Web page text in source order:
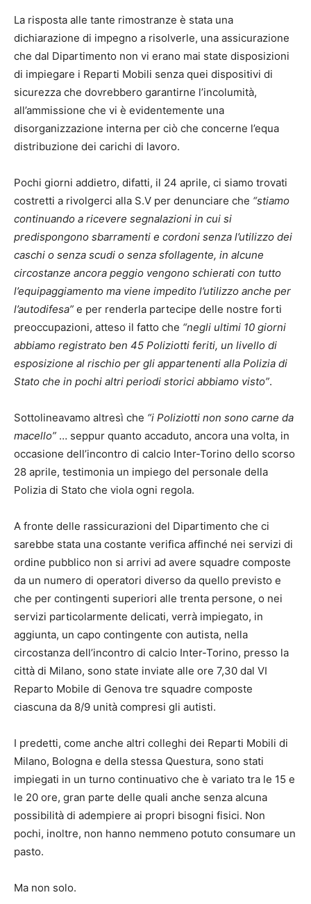
La risposta alle tante rimostranze è stata una
dichiarazione di impegno a risolverle, una assicurazione
che dal Dipartimento non vi erano mai state disposizioni
di impiegare i Reparti Mobili senza quei dispositivi di
sicurezza che dovrebbero garantirne l’incolumità,
all’ammissione che vi è evidentemente una
disorganizzazione interna per ciò che concerne l’equa
distribuzione dei carichi di lavoro.
Pochi giorni addietro, difatti, il 24 aprile, ci siamo trovati
costretti a rivolgerci alla S.V per denunciare che “stiamo
continuando a ricevere segnalazioni in cui si
predispongono sbarramenti e cordoni senza l’utilizzo dei
caschi o senza scudi o senza sfollagente, in alcune
circostanze ancora peggio vengono schierati con tutto
l’equipaggiamento ma viene impedito l’utilizzo anche per
l’autodifesa” e per renderla partecipe delle nostre forti
preoccupazioni, atteso il fatto che “negli ultimi 10 giorni
abbiamo registrato ben 45 Poliziotti feriti, un livello di
esposizione al rischio per gli appartenenti alla Polizia di
Stato che in pochi altri periodi storici abbiamo visto”.
Sottolineavamo altresì che “i Poliziotti non sono carne da
macello” … seppur quanto accaduto, ancora una volta, in
occasione dell’incontro di calcio Inter-Torino dello scorso
28 aprile, testimonia un impiego del personale della
Polizia di Stato che viola ogni regola.
A fronte delle rassicurazioni del Dipartimento che ci
sarebbe stata una costante verifica affinché nei servizi di
ordine pubblico non si arrivi ad avere squadre composte
da un numero di operatori diverso da quello previsto e
che per contingenti superiori alle trenta persone, o nei
servizi particolarmente delicati, verrà impiegato, in
aggiunta, un capo contingente con autista, nella
circostanza dell’incontro di calcio Inter-Torino, presso la
città di Milano, sono state inviate alle ore 7,30 dal VI
Reparto Mobile di Genova tre squadre composte
ciascuna da 8/9 unità compresi gli autisti.
I predetti, come anche altri colleghi dei Reparti Mobili di
Milano, Bologna e della stessa Questura, sono stati
impiegati in un turno continuativo che è variato tra le 15 e
le 20 ore, gran parte delle quali anche senza alcuna
possibilità di adempiere ai propri bisogni fisici. Non
pochi, inoltre, non hanno nemmeno potuto consumare un
pasto.
Ma non solo.